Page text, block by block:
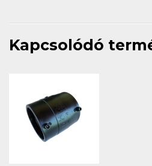
Kapcsolódó